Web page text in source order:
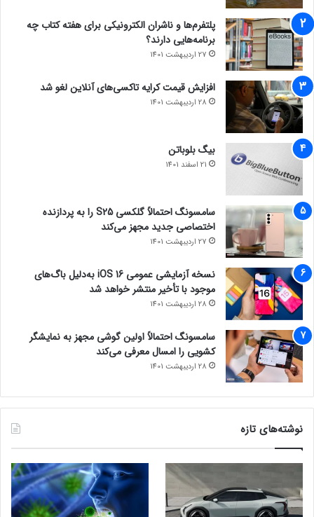
پلتفرم‌ها و ناشران الکترونیکی برای هفته کتاب چه
برنامه‌هایی دارند؟
27 اردیبهشت 1401
افزایش قیمت کرایه تاکسی‌های آنلاین لغو شد
28 اردیبهشت 1401
بیگ بلوباتن
21 اسفند 1401
سامسونگ احتمالاً گلکسی S25 را به پردازنده
اختصاصی جدید مجهز می‌کند
27 اردیبهشت 1401
نسخه آزمایشی عمومی iOS 16 به‌دلیل باگ‌های
موجود با تأخیر منتشر خواهد شد
28 اردیبهشت 1401
سامسونگ احتمالاً اولین گوشی مجهز به نمایشگر
کشویی را امسال معرفی می‌کند
28 اردیبهشت 1401
نوشته‌های تازه